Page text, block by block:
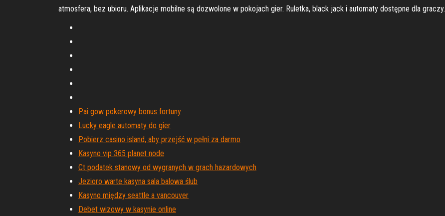
atmosfera, bez ubioru. Aplikacje mobilne są dozwolone w pokojach gier. Ruletka, black jack i automaty dostępne dla graczy.
Pai gow pokerowy bonus fortuny
Lucky eagle automaty do gier
Pobierz casino island, aby przejść w pełni za darmo
Kasyno vip 365 planet node
Ct podatek stanowy od wygranych w grach hazardowych
Jezioro warte kasyna sala balowa ślub
Kasyno między seattle a vancouver
Debet wizowy w kasynie online